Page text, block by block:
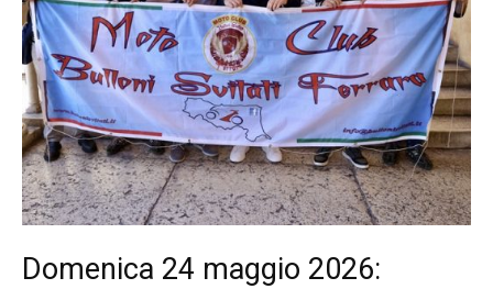
Domenica 24 maggio 2026: